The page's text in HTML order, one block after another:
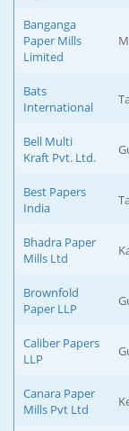
Banganga
Paper Mills
Limited
Bats
International
Bell Multi
Kraft Pvt. Ltd.
Best Papers
India
Bhadra Paper
Mills Ltd
Brownfold
Paper LLP
Caliber Papers
LLP
Canara Paper
Mills Pvt Ltd